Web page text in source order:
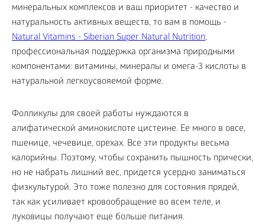
минеральных комплексов и ваш приоритет - качество и
натуральность активных веществ, то вам в помощь -
Natural Vitamins - Siberian Super Natural Nutrition,
профессиональная поддержка организма природными
компонентами: витамины, минералы и омега-3 кислоты в
натуральной легкоусвояемой форме.
Фолликулы для своей работы нуждаются в
алифатической аминокислоте цистеине. Ее много в овсе,
пшенице, чечевице, орехах. Все эти продукты весьма
калорийны. Поэтому, чтобы сохранить пышность прически,
но не набрать лишний вес, придется усердно заниматься
физкультурой. Это тоже полезно для состояния прядей,
так как усиливает кровообращение во всем теле, и
луковицы получают еще больше питания.